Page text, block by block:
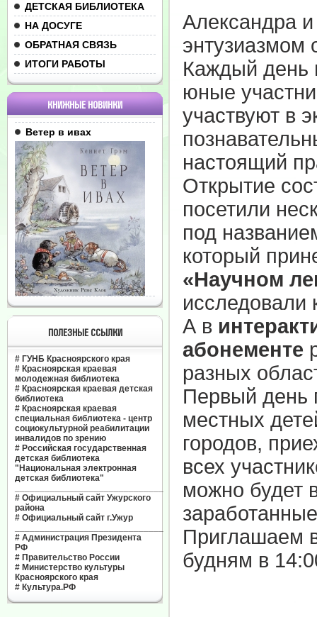
ДЕТСКАЯ БИБЛИОТЕКА
НА ДОСУГЕ
ОБРАТНАЯ СВЯЗЬ
ИТОГИ РАБОТЫ
КНИЖНЫЕ НОВИНКИ
Ветер в ивах
ПОЛЕЗНЫЕ ССЫЛКИ
# ГУНБ Красноярского края
# Красноярская краевая
молодежная библиотека
# Красноярская краевая детская
библиотека
# Красноярская краевая
специальная библиотека - центр
социокультурной реабилитации
инвалидов по зрению
# Российская государственная
детская библиотека
"Национальная электронная
детская библиотека"
# Официальный сайт Ужурского
района
# Официальный сайт г.Ужур
# Администрация Президента
РФ
# Правительство России
# Министерство культуры
Красноярского края
# Культура.РФ
Александра
энтузиазмом
Каждый день
юные
участвуют в
настоящий
Открытие
посетили
под
который
«Научном
исследовали
А в
абонементе
разных
Первый день
местных
городов,
всех
можно будет
Приглашаем
будням в